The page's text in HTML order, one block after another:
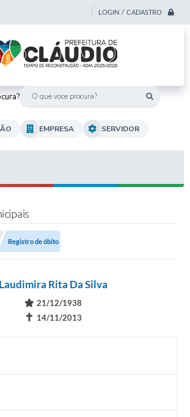
LOGIN / CADASTRO
EMPRESA SERVIDOR
Registro de óbito
Laudimira Rita Da Silva
21/12/1938
✝ 14/11/2013